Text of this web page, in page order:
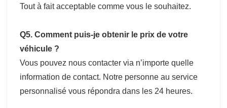
Tout à fait acceptable comme vous le souhaitez.
Q5. Comment puis-je obtenir le prix de votre
véhicule ?
Vous pouvez nous contacter via n’importe quelle
information de contact. Notre personne au service
personnalisé vous répondra dans les 24 heures.